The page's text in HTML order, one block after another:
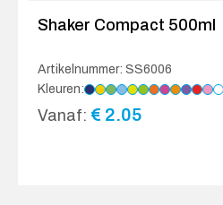
Shaker Compact 500ml
Artikelnummer: SS6006
Kleuren:
Vanaf: € 2.05